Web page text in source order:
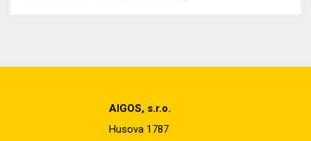
AIGOS, s.r.o.
Husova 1787